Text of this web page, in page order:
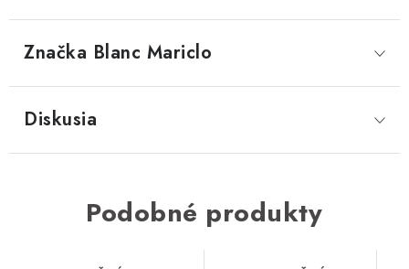
Značka Blanc Mariclo
Diskusia
Podobné produkty